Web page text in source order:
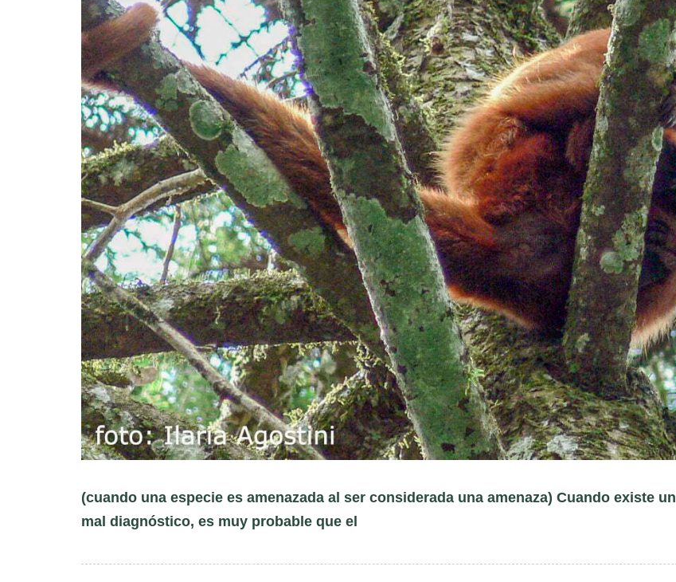
(cuando una especie es amenazada al ser considerada una amenaza) Cuando existe un
mal diagnóstico, es muy probable que el